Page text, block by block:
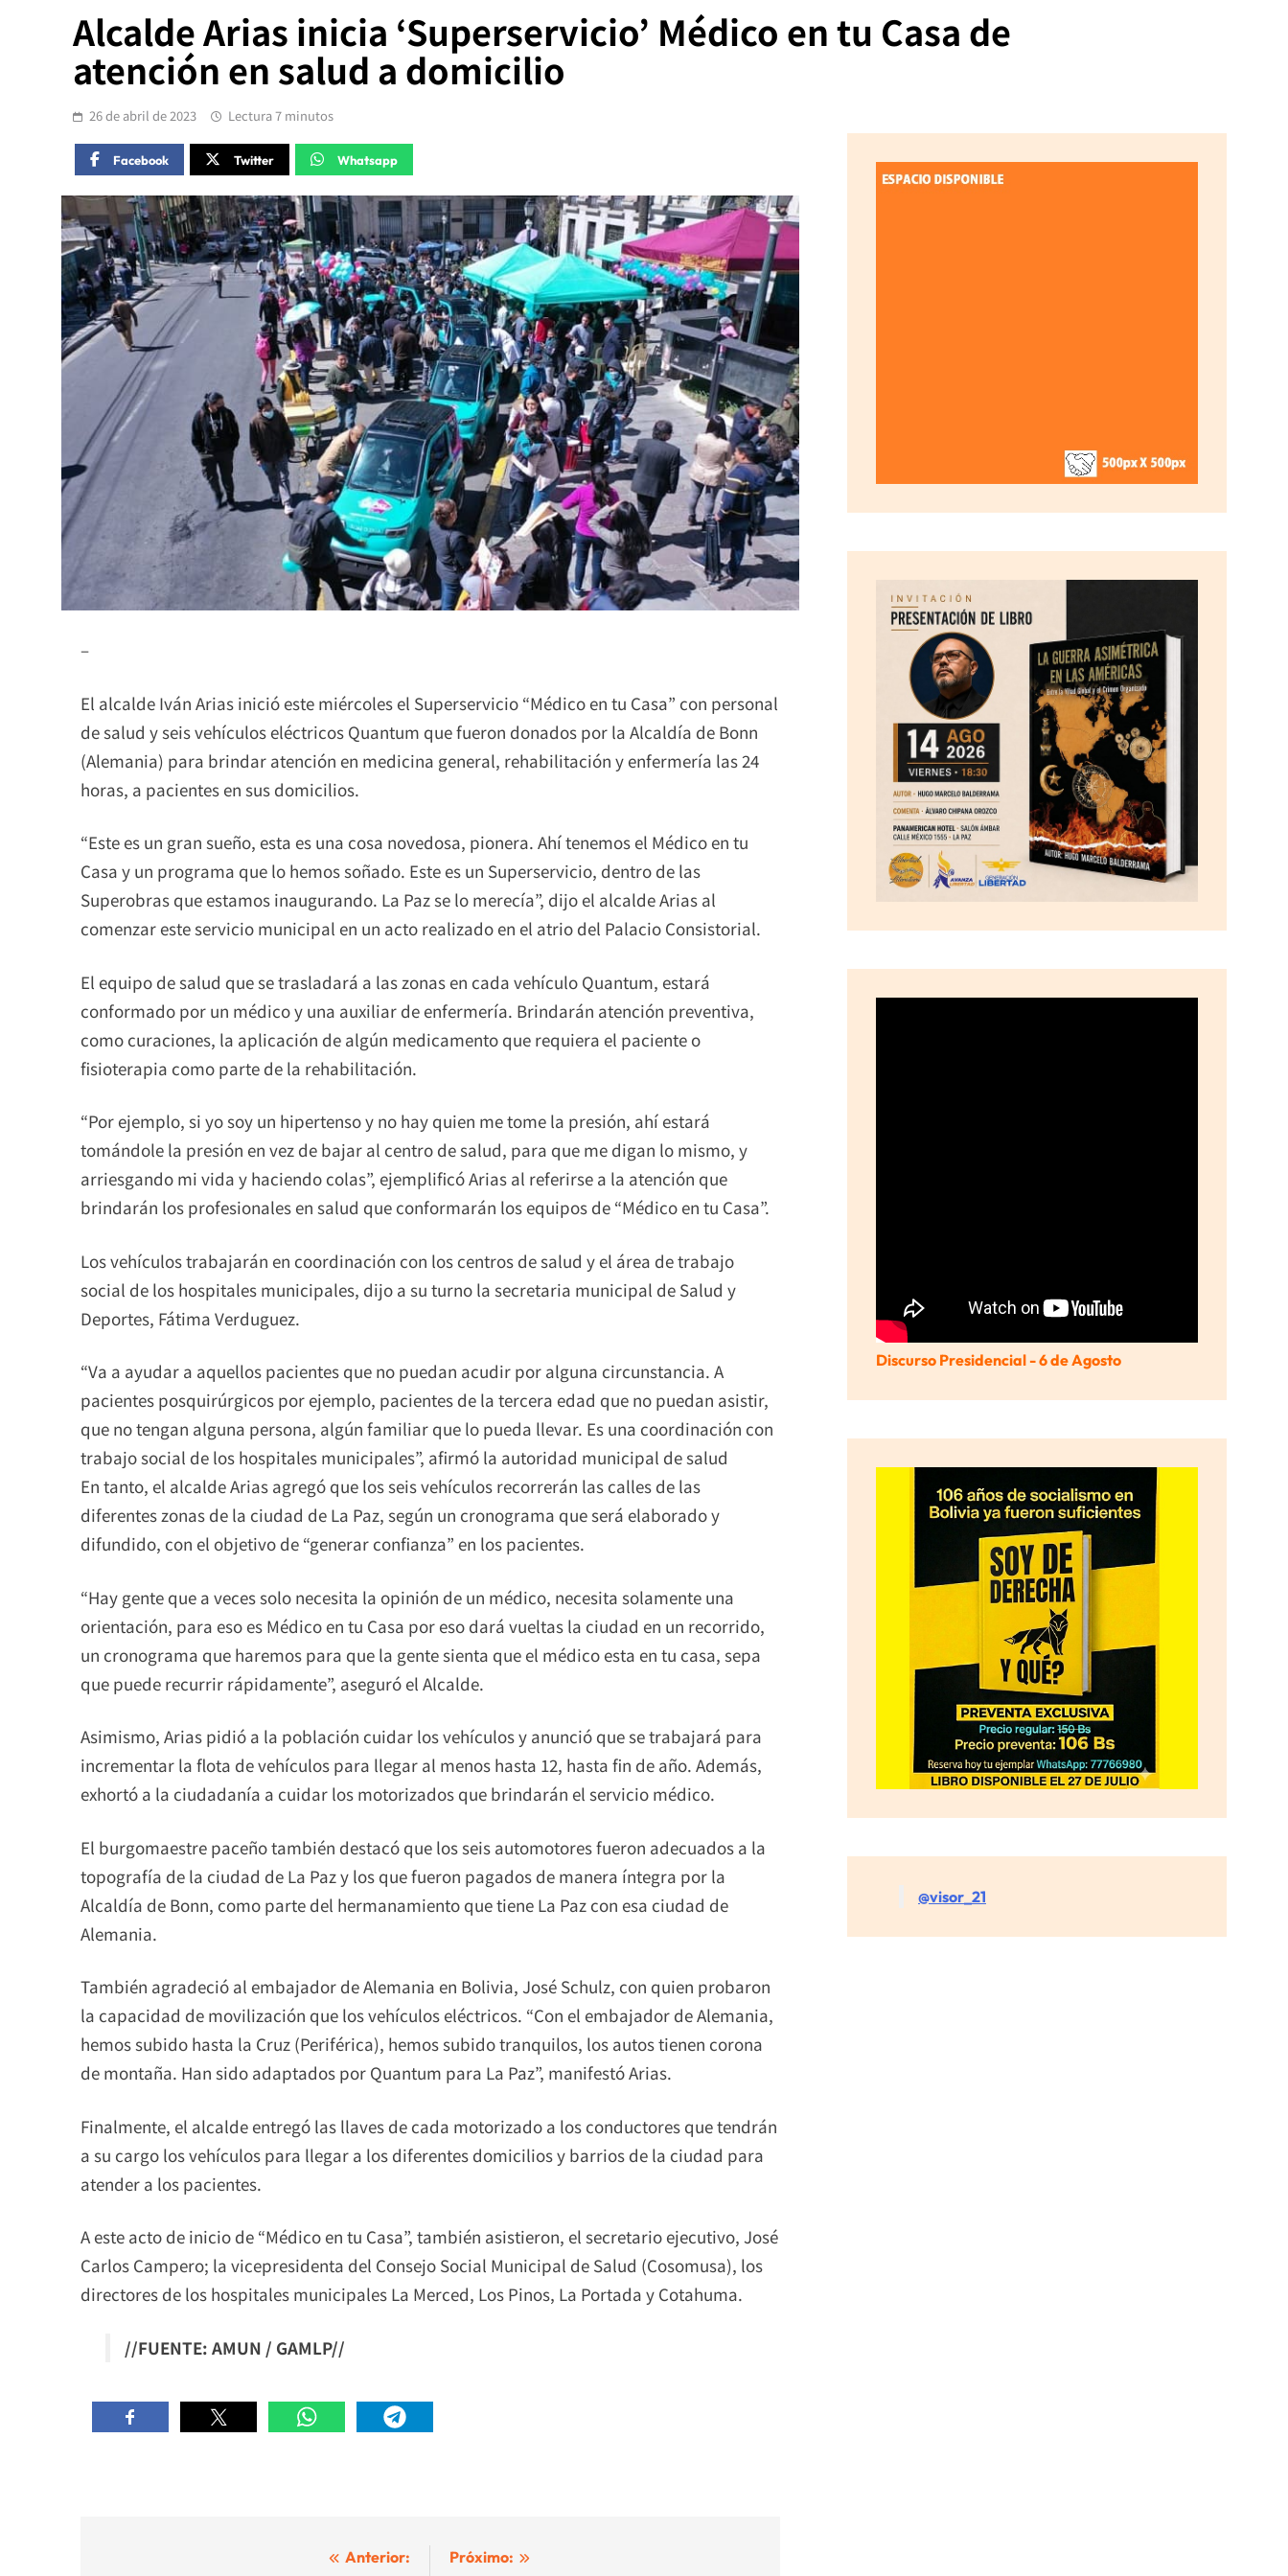
Alcalde Arias inicia ‘Superservicio’ Médico en tu Casa de
atención en salud a domicilio
26 de abril de 2023 Lectura 7 minutos
Facebook Twitter Whatsapp
–
El alcalde Iván Arias inició este miércoles el Superservicio “Médico en tu Casa” con personal
de salud y seis vehículos eléctricos Quantum que fueron donados por la Alcaldía de Bonn
(Alemania) para brindar atención en medicina general, rehabilitación y enfermería las 24
horas, a pacientes en sus domicilios.
“Este es un gran sueño, esta es una cosa novedosa, pionera. Ahí tenemos el Médico en tu
Casa y un programa que lo hemos soñado. Este es un Superservicio, dentro de las
Superobras que estamos inaugurando. La Paz se lo merecía”, dijo el alcalde Arias al
comenzar este servicio municipal en un acto realizado en el atrio del Palacio Consistorial.
El equipo de salud que se trasladará a las zonas en cada vehículo Quantum, estará
conformado por un médico y una auxiliar de enfermería. Brindarán atención preventiva,
como curaciones, la aplicación de algún medicamento que requiera el paciente o
fisioterapia como parte de la rehabilitación.
“Por ejemplo, si yo soy un hipertenso y no hay quien me tome la presión, ahí estará
tomándole la presión en vez de bajar al centro de salud, para que me digan lo mismo, y
arriesgando mi vida y haciendo colas”, ejemplificó Arias al referirse a la atención que
brindarán los profesionales en salud que conformarán los equipos de “Médico en tu Casa”.
Los vehículos trabajarán en coordinación con los centros de salud y el área de trabajo
social de los hospitales municipales, dijo a su turno la secretaria municipal de Salud y
Deportes, Fátima Verduguez.
“Va a ayudar a aquellos pacientes que no puedan acudir por alguna circunstancia. A
pacientes posquirúrgicos por ejemplo, pacientes de la tercera edad que no puedan asistir,
que no tengan alguna persona, algún familiar que lo pueda llevar. Es una coordinación con
trabajo social de los hospitales municipales”, afirmó la autoridad municipal de salud
En tanto, el alcalde Arias agregó que los seis vehículos recorrerán las calles de las
diferentes zonas de la ciudad de La Paz, según un cronograma que será elaborado y
difundido, con el objetivo de “generar confianza” en los pacientes.
“Hay gente que a veces solo necesita la opinión de un médico, necesita solamente una
orientación, para eso es Médico en tu Casa por eso dará vueltas la ciudad en un recorrido,
un cronograma que haremos para que la gente sienta que el médico esta en tu casa, sepa
que puede recurrir rápidamente”, aseguró el Alcalde.
Asimismo, Arias pidió a la población cuidar los vehículos y anunció que se trabajará para
incrementar la flota de vehículos para llegar al menos hasta 12, hasta fin de año. Además,
exhortó a la ciudadanía a cuidar los motorizados que brindarán el servicio médico.
El burgomaestre paceño también destacó que los seis automotores fueron adecuados a la
topografía de la ciudad de La Paz y los que fueron pagados de manera íntegra por la
Alcaldía de Bonn, como parte del hermanamiento que tiene La Paz con esa ciudad de
Alemania.
También agradeció al embajador de Alemania en Bolivia, José Schulz, con quien probaron
la capacidad de movilización que los vehículos eléctricos. “Con el embajador de Alemania,
hemos subido hasta la Cruz (Periférica), hemos subido tranquilos, los autos tienen corona
de montaña. Han sido adaptados por Quantum para La Paz”, manifestó Arias.
Finalmente, el alcalde entregó las llaves de cada motorizado a los conductores que tendrán
a su cargo los vehículos para llegar a los diferentes domicilios y barrios de la ciudad para
atender a los pacientes.
A este acto de inicio de “Médico en tu Casa”, también asistieron, el secretario ejecutivo, José
Carlos Campero; la vicepresidenta del Consejo Social Municipal de Salud (Cosomusa), los
directores de los hospitales municipales La Merced, Los Pinos, La Portada y Cotahuma.
//FUENTE: AMUN / GAMLP//
Anterior: Próximo:
Discurso Presidencial - 6 de Agosto
@visor_21